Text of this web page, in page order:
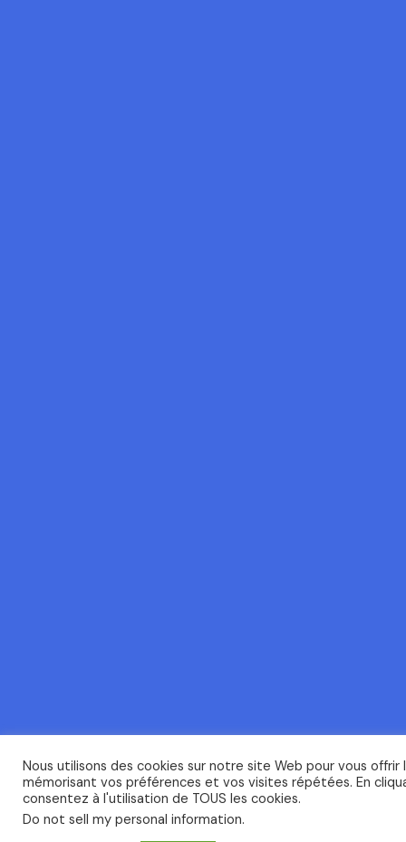
Nous utilisons des cookies sur notre site Web pour vous
mémorisant vos préférences et vos visites répétées. En
consentez à l'utilisation de TOUS les cookies.
Do not sell my personal information.